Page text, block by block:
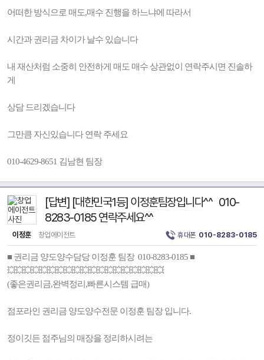
어떠한 방식으로 매도,매수 진행을 하느냐에 따라서
시간과 권리금 차이가 날수 있습니다
내 재산처럼 소중히 안전하게 매도 매수 상관없이 연락주시면 진솔하
게
상담 드리겠습니다
그만큼 자신있습니다 연락 주세요
010-4629-8651 김남현 팀장
[답변] [대한민국1등] 이정훈팀장입니다^^ 010-
8283-0185 연락주세요^^
이정훈 창업에이전트 휴대폰 010-8283-0185
■ 권리금 양도양수담당 이정훈 팀장 010-8283-0185 ■
💥💥💥💥💥💥💥💥💥💥💥💥💥💥💥💥💥💥💥
(좋은권리금,완벽정리,빠른시스템 급매)
점포라인 권리금 양도양수전문 이정훈 팀장 입니다.
정이깃든 점주님의 매장을 정리하시려는